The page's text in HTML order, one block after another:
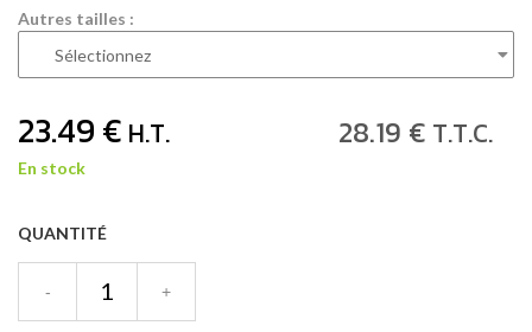
Autres tailles :
23.49€ H.T. 28.19 € T.T.C.
En stock
QUANTITÉ